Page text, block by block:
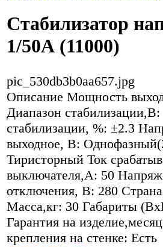
Стабилизатор
1/50А (11000)
pic_530db3b0aa657.jpg
Описание Мощность
Диапазон
стабилизации, %: ±2.3
выходное, В:
Тиристорный Ток
выключателя,А: 50
отключения, В: 280
Масса,кг: 30 Габариты
Гарантия на
крепления на стенке: Есть